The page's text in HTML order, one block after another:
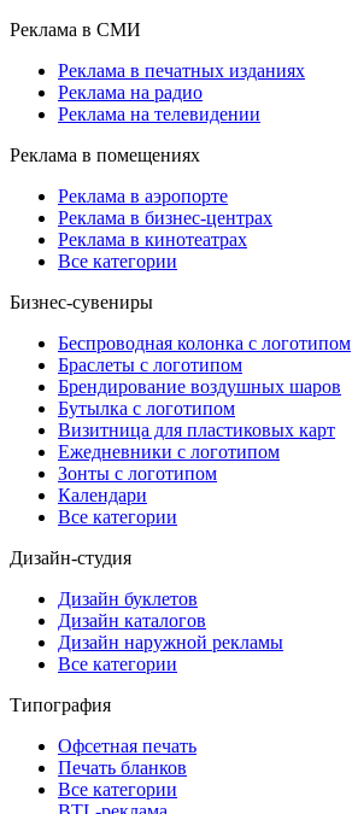
Реклама в СМИ
Реклама в печатных изданиях
Реклама на радио
Реклама на телевидении
Реклама в помещениях
Реклама в аэропорте
Реклама в бизнес-центрах
Реклама в кинотеатрах
Все категории
Бизнес-сувениры
Беспроводная колонка с логотипом
Браслеты с логотипом
Брендирование воздушных шаров
Бутылка с логотипом
Визитница для пластиковых карт
Ежедневники с логотипом
Зонты с логотипом
Календари
Все категории
Дизайн-студия
Дизайн буклетов
Дизайн каталогов
Дизайн наружной рекламы
Все категории
Типография
Офсетная печать
Печать бланков
Все категории